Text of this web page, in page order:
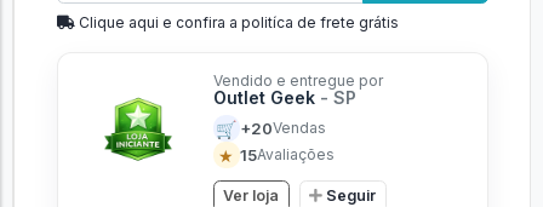
Clique aqui e confira a politíca de frete grátis
Vendido e entregue por
Outlet Geek - SP
🛒 +20Vendas
★ 15Avaliações
Ver loja Seguir